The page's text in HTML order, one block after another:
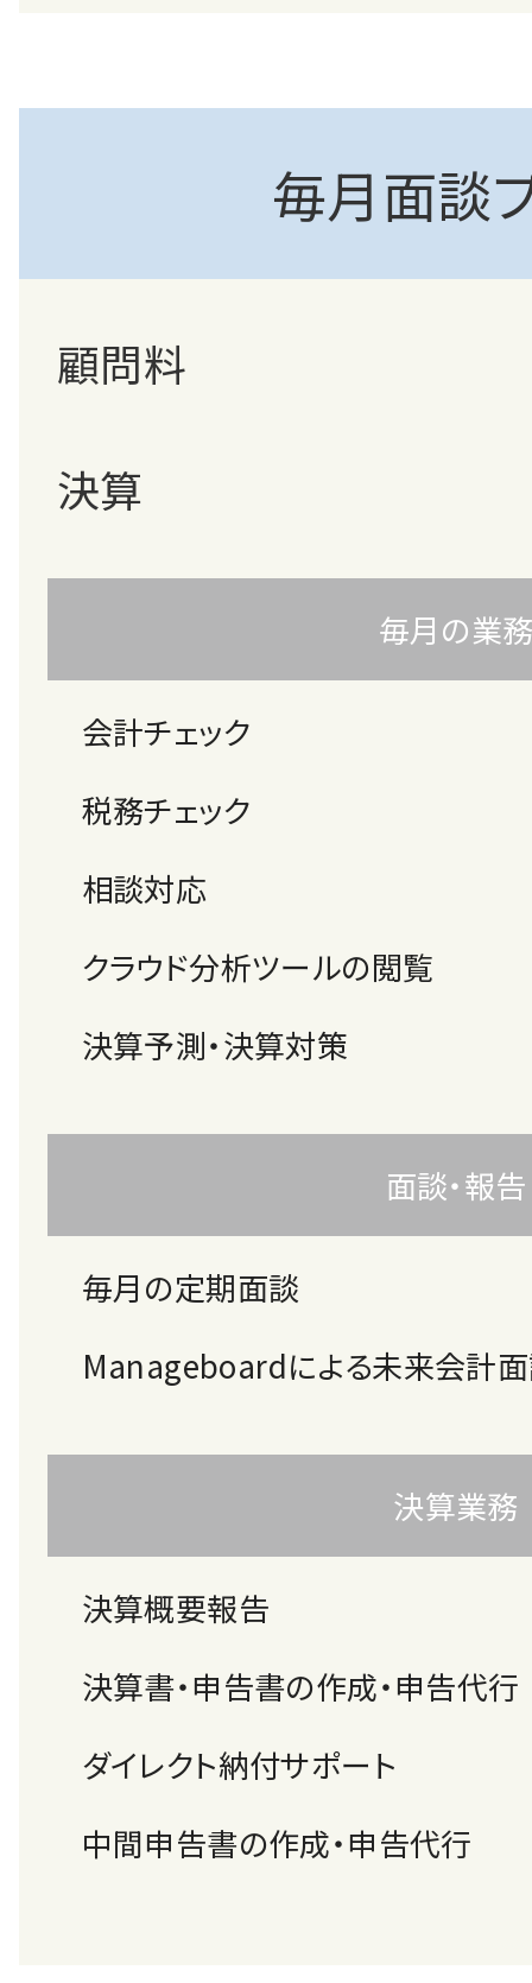
毎月面談
顧問料
決算
毎月の業
会計チェック
税務チェック
相談対応
クラウド分析ツールの閲覧
決算予測・決算対策
面談・報告
毎月の定期面談
Manageboardによる未来会計
決算業務
決算概要報告
決算書・申告書の作成・申告代行
ダイレクト納付サポート
中間申告書の作成・申告代行